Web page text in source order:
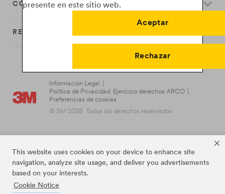
This website uses cookies on your device to enhance site
navigation, analyze site usage, and deliver you advertisements
based on your interests.
Cookie Notice
presente en este sitio web.
Aceptar
Rechazar
CÓMO FUNCIONAN
RECURSOS
Información Legal
Política de Privacidad. Ejercicio derechos ARCO
Preferencias de cookies
© 3M 2026. Todos los derechos reservados.